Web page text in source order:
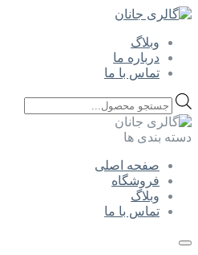
وبلاگ
درباره ما
تماس با ما
Products
search
دسته بندی ها
صفحه اصلی
فروشگاه
وبلاگ
تماس با ما